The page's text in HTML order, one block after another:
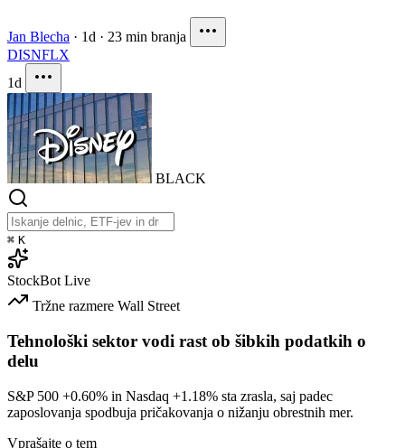
Jan Blecha · 1d · 23 min branja
DISNFLX
1d
BLACK
⌘ K
StockBot Live
Tržne razmere Wall Street
Tehnološki sektor vodi rast ob šibkih podatkih o
delu
S&P 500 +0.60% in Nasdaq +1.18% sta zrasla, saj padec
zaposlovanja spodbuja pričakovanja o nižanju obrestnih mer.
Vprašajte o tem